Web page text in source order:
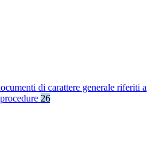
di carattere generale riferiti a
26